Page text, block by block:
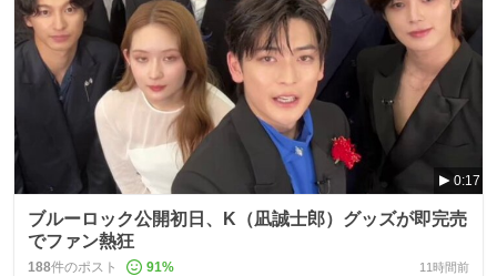
0:17
ブルーロック公開初日、K（凪誠士郎）グッズが即完売
でファン熱狂
188件のポスト 91% 11時間前